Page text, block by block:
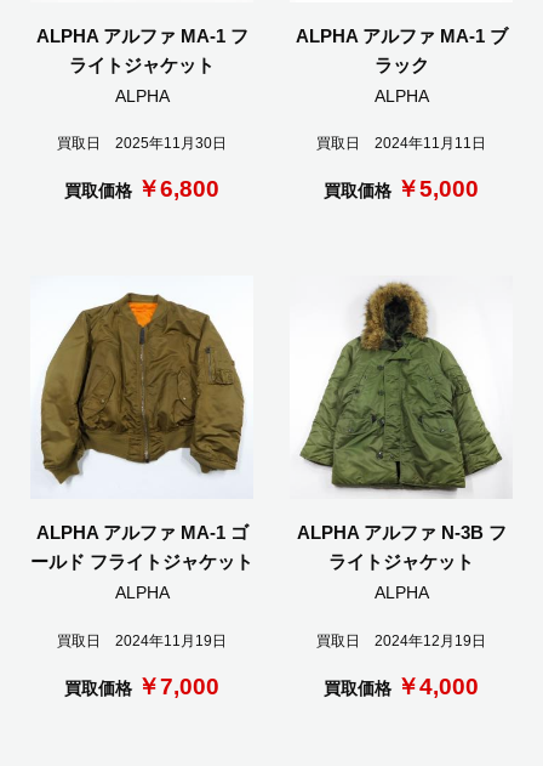
ALPHA アルファ MA-1 フ
ライトジャケット
ALPHA
買取日 2025年11月30日
買取価格 ￥6,800
ALPHA アルファ MA-1 ブ
ラック
ALPHA
買取日 2024年11月11日
買取価格 ￥5,000
ALPHA アルファ MA-1 ゴ
ールド フライトジャケット
ALPHA
買取日 2024年11月19日
買取価格 ￥7,000
ALPHA アルファ N-3B フ
ライトジャケット
ALPHA
買取日 2024年12月19日
買取価格 ￥4,000